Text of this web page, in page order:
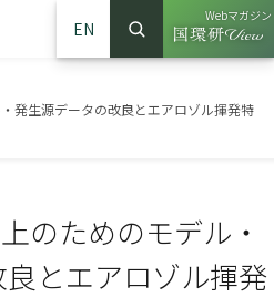
EN
サイト内検索
検索
Webマガジン
（別ウイ
発生源データの改良とエアロゾル揮発特
のためのモデル・
とエアロゾル揮発